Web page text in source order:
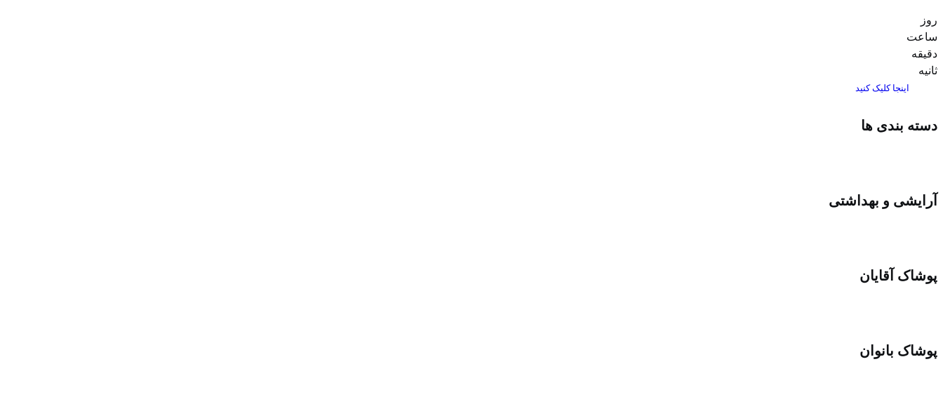
روز
ساعت‌
دقیقه
ثانیه
اینجا کلیک کنید
دسته بندی ها
آرایشی و بهداشتی
پوشاک آقایان
پوشاک بانوان